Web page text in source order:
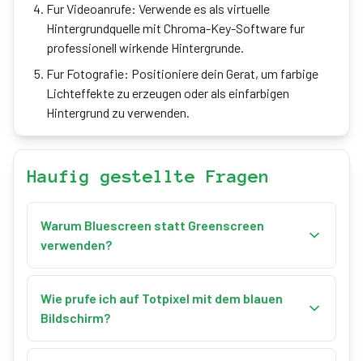
Fur Videoanrufe: Verwende es als virtuelle
Hintergrundquelle mit Chroma-Key-Software fur
professionell wirkende Hintergrunde.
Fur Fotografie: Positioniere dein Gerat, um farbige
Lichteffekte zu erzeugen oder als einfarbigen
Hintergrund zu verwenden.
Haufig gestellte Fragen
Warum Bluescreen statt Greenscreen
verwenden?
Bluescreen wird bevorzugt, wenn Personen gruene
Elemente (Pflanzen, Kleidung) tragen oder bei
Szenen mit blonden Haaren, da Blau eine bessere
Wie prufe ich auf Totpixel mit dem blauen
Bildschirm?
Gehe in den Vollbildmodus und untersuche das